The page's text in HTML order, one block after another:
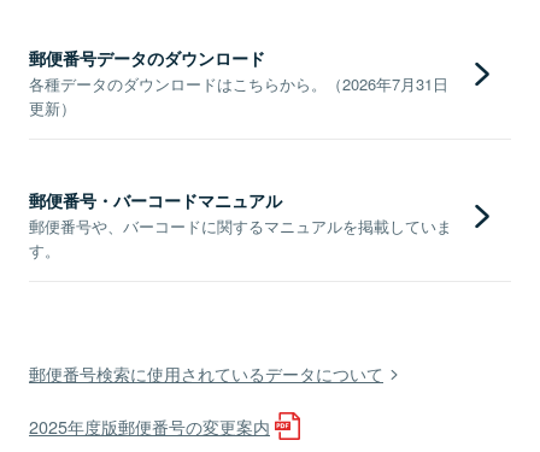
郵便番号データのダウンロード
各種データのダウンロードはこちらから。（2026年7月31日
更新）
郵便番号・バーコードマニュアル
郵便番号や、バーコードに関するマニュアルを掲載していま
す。
郵便番号検索に使用されているデータについて
2025年度版郵便番号の変更案内